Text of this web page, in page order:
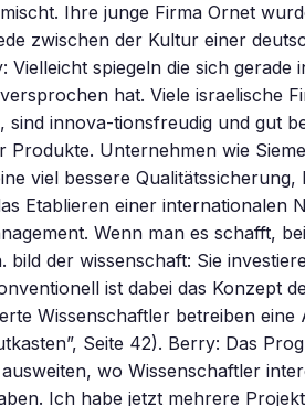
Ihre junge Firma Ornet
zwischen der Kultur einer
Vielleicht spiegeln die sich gerade
hat. Viele israelische
sind innova-tionsfreudig und gut
Produkte. Unternehmen wie
viel bessere Qualitätssicherung,
Etablieren einer internationalen
Wenn man es schafft,
der wissenschaft: Sie
ist dabei das Konzept
Wissenschaftler betreiben
Seite 42). Berry: Das
wo Wissenschaftler
Ich habe jetzt mehrere